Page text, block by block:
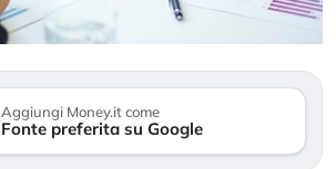
Aggiungi Money.it come
Fonte preferita su Google